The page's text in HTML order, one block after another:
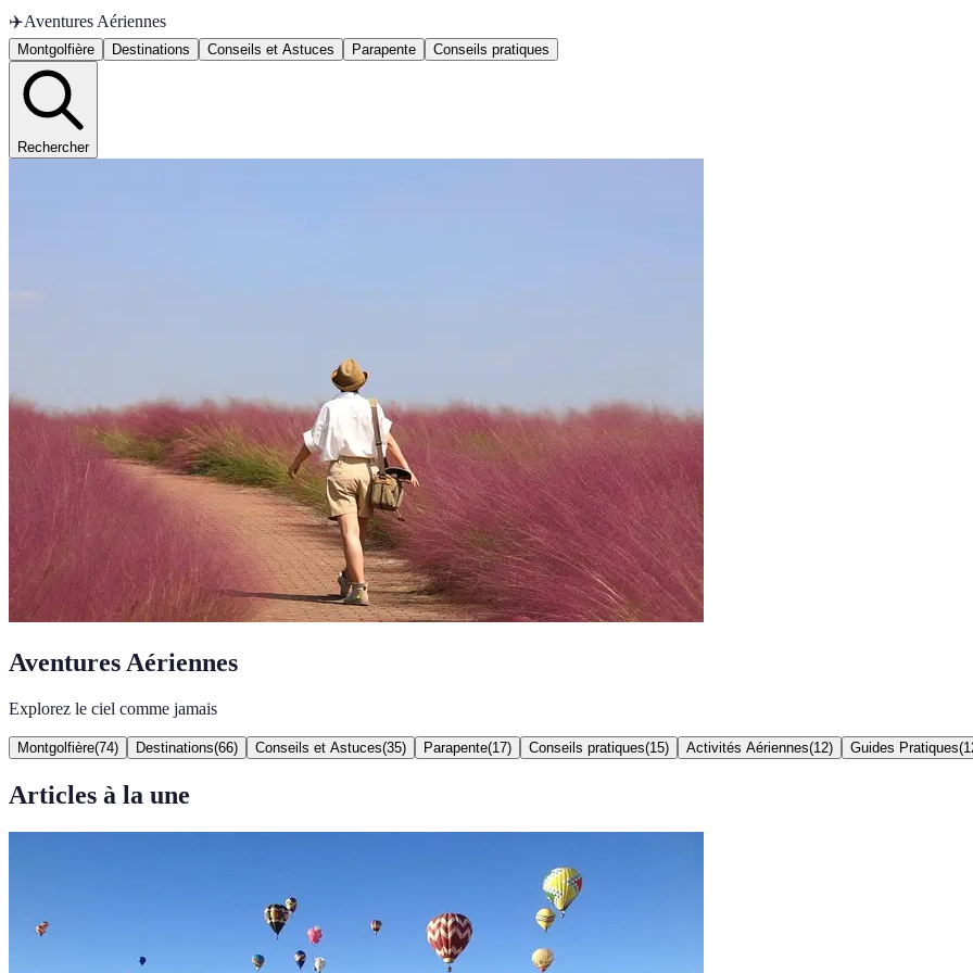
✈️Aventures Aériennes
Montgolfière Destinations Conseils et Astuces Parapente Conseils pratiques
Rechercher
Aventures Aériennes
Explorez le ciel comme jamais
Montgolfière(74) Destinations(66) Conseils et Astuces(35) Parapente(17) Conseils pratiques(15) Activités Aériennes(12) Guides Pratiques(
Articles à la une